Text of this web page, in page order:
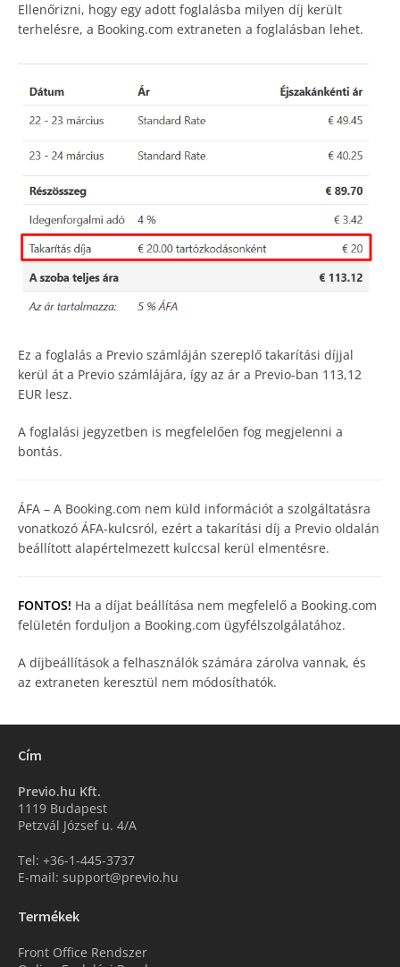
Ellenőrizni, hogy egy adott foglalásba milyen díj került
terhelésre, a Booking.com extraneten a foglalásban lehet.
Ez a foglalás a Previo számláján szereplő takarítási díjjal
kerül át a Previo számlájára, így az ár a Previo-ban 113,12
EUR lesz.
A foglalási jegyzetben is megfelelően fog megjelenni a
bontás.
ÁFA – A Booking.com nem küld információt a szolgáltatásra
vonatkozó ÁFA-kulcsról, ezért a takarítási díj a Previo oldalán
beállított alapértelmezett kulccsal kerül elmentésre.
FONTOS! Ha a díjat beállítása nem megfelelő a Booking.com
felületén forduljon a Booking.com ügyfélszolgálatához.
A díjbeállítások a felhasználók számára zárolva vannak, és
az extraneten keresztül nem módosíthatók.
Cím
Previo.hu Kft.
1119 Budapest
Petzvál József u. 4/A
Tel: +36-1-445-3737
E-mail: support@previo.hu
Termékek
Front Office Rendszer